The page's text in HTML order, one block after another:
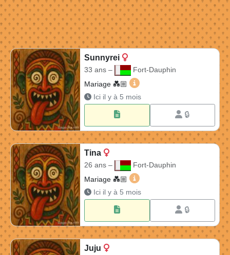
Sunnyrei
33 ans –
Fort-Dauphin
Mariage 💑🏼​
Sunnyrei 33 ans à Fort-
Ici il y à 5 mois
🔒
Tina
26 ans –
Fort-Dauphin
Mariage 💑🏼​
Tina 26 ans à Fort-
Ici il y à 5 mois
🔒
Juju